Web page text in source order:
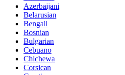
Azerbaijani
Belarusian
Bengali
Bosnian
Bulgarian
Cebuano
Chichewa
Corsican